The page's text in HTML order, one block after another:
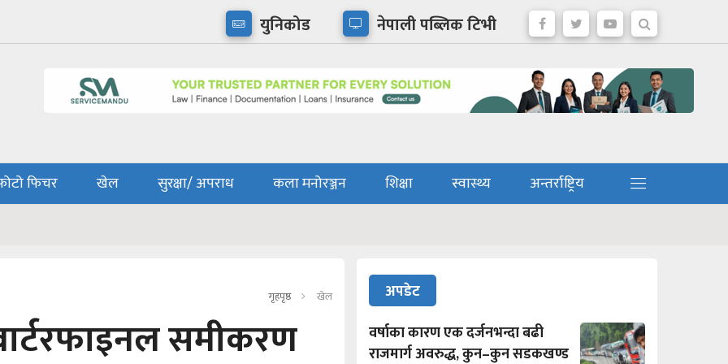
युनिकोड नेपाली पब्लिक टिभी
फिचर खेल सुरक्षा/ अपराध कला मनोरञ्जन शिक्षा स्वास्थ्य
अन्तर्राष्ट्रिय
गृहपृष्ठ खेल
समीकरण
अपडेट
वर्षाका कारण एक दर्जनभन्दा बढी
राजमार्ग अवरुद्ध, कुन–कुन सडकखण्ड